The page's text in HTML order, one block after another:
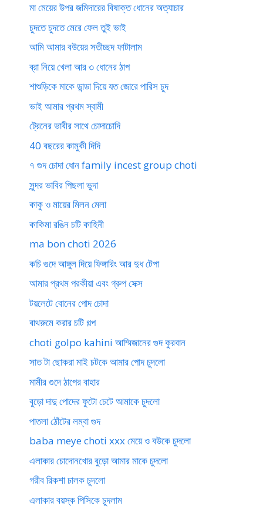
মা মেয়ের উপর জমিদারের বিষাক্ত ধোনের অত্যাচার
চুদতে চুদতে মেরে ফেল তুই ভাই
আমি আমার বউয়ের সতীচ্ছদ ফাটালাম
ব্রা নিয়ে খেলা আর ৩ ধোনের ঠাপ
শাশুড়িকে মাকে ডান্ডা দিয়ে যত জোরে পারিস চুদ
ভাই আমার প্রথম স্বামী
ট্রেনের ভাবীর সাথে চোদাচোদি
40 বছরের কামুকী দিদি
৭ গুদ চোদা ধোন family incest group choti
সুন্দর ভাবির পিছলা ভুদা
কাকু ও মায়ের মিলন মেলা
কাকিমা রঙিন চটি কাহিনী
ma bon choti 2026
কচি গুদে আঙ্গুল দিয়ে ফিঙ্গারিং আর দুধ টেপা
আমার প্রথম পরকীয়া এবং গ্রুপ সেক্স
টয়লেটে বোনের পোদ চোদা
বাথরুমে করার চটি গল্প
choti golpo kahini আম্মিজানের গুদ কুরবান
সাত টা ছোকরা মাই চটকে আমার পোদ চুদলো
মামীর গুদে ঠাপের বাহার
বুড়ো দাদু পোদের ফুটো চেটে আমাকে চুদলো
পাতলা ঠোঁটের লম্বা গুদ
baba meye choti xxx মেয়ে ও বউকে চুদলো
এলাকার চোদোনখোর বুড়ো আমার মাকে চুদলো
গরীব রিকশা চালক চুদলো
এলাকার বয়স্ক পিসিকে চুদলাম